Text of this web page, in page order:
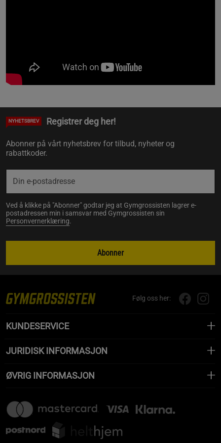
NYHETSBREV Registrer deg her!
Abonner på vårt nyhetsbrev for tilbud, nyheter og
rabattkoder.
Ved å klikke på "Abonner" godtar jeg at Gymgrossisten lagrer e-
postadressen min i samsvar med Gymgrossisten sin
Personvernerklæring.
Abonner
Følg oss her:
KUNDESERVICE
JURIDISK INFORMASJON
ØVRIG INFORMASJON